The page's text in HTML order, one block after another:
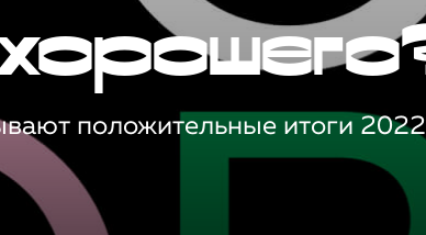
положительные итоги